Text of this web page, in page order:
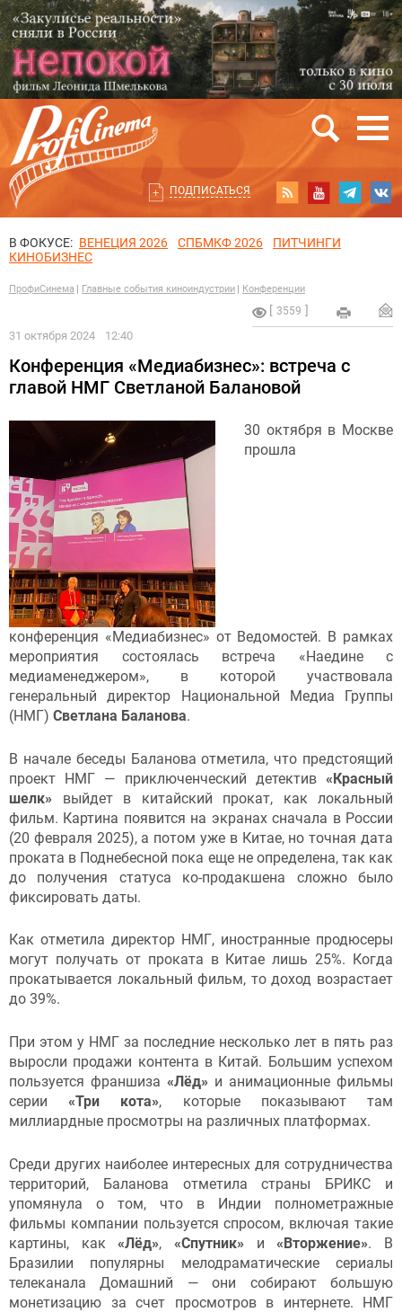
ПОДПИСАТЬСЯ
В ФОКУСЕ: ВЕНЕЦИЯ 2026 СПБМКФ 2026
ПИТЧИНГИ
КИНОБИЗНЕС
ПрофиСинема Главные события киноиндустрии Конференции
3559
31 октября 2024 12:40
Конференция «Медиабизнес»: встреча с
главой НМГ Светланой Балановой
30 октября в Москве
прошла
конференция «Медиабизнес» от Ведомостей. В рамках
мероприятия состоялась встреча «Наедине с
медиаменеджером», в которой участвовала
генеральный директор Национальной Медиа Группы
(НМГ) Светлана Баланова.
В начале беседы Баланова отметила, что предстоящий
проект НМГ — приключенческий детектив «Красный
шелк» выйдет в китайский прокат, как локальный
фильм. Картина появится на экранах сначала в России
(20 февраля 2025), а потом уже в Китае, но точная дата
проката в Поднебесной пока еще не определена, так как
до получения статуса ко-продакшена сложно было
фиксировать даты.
Как отметила директор НМГ, иностранные продюсеры
могут получать от проката в Китае лишь 25%. Когда
прокатывается локальный фильм, то доход возрастает
до 39%.
При этом у НМГ за последние несколько лет в пять раз
выросли продажи контента в Китай. Большим успехом
пользуется франшиза «Лёд» и анимационные фильмы
серии«Три кота», которые показывают там
миллиардные просмотры на различных платформах.
Среди других наиболее интересных для сотрудничества
территорий, Баланова отметила страны БРИКС и
упомянула о том, что в Индии полнометражные
фильмы компании пользуется спросом, включая такие
картины, как«Лёд»,«Спутник» и «Вторжение». В
Бразилии популярны мелодраматические сериалы
телеканала Домашний — они собирают большую
монетизацию за счет просмотров в интернете. НМГ